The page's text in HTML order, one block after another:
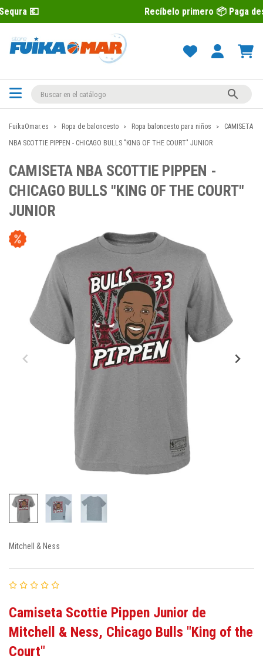
Recíbelo primero 📦 Paga después con

FuikaOmar.es Ropa de baloncesto Ropa baloncesto para niños
CAMISETA
NBA SCOTTIE PIPPEN - CHICAGO BULLS "KING OF THE COURT" JUNIOR
CAMISETA NBA SCOTTIE PIPPEN -
CHICAGO BULLS "KING OF THE COURT"
JUNIOR
Mitchell & Ness
Camiseta Scottie Pippen Junior de
Mitchell & Ness, Chicago Bulls "King of the
Court"